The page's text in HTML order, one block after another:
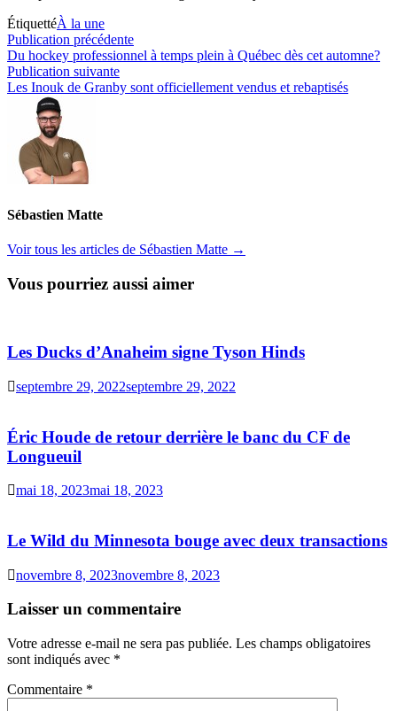
ÉtiquettéÀ la une
Navigation
de
l’article
Publication précédentePublication
précédente :
Du hockey professionnel à temps plein à Québec dès cet automne?
Publication suivantePublication
suivante :
Les Inouk de Granby sont officiellement vendus et rebaptisés
Sébastien Matte
Voir tous les articles de Sébastien Matte →
Vous pourriez aussi aimer
Les Ducks d’Anaheim signe Tyson Hinds
septembre 29, 2022septembre 29, 2022
Éric Houde de retour derrière le banc du CF de
Longueuil
mai 18, 2023mai 18, 2023
Le Wild du Minnesota bouge avec deux transactions
novembre 8, 2023novembre 8, 2023
Laisser un commentaire
Votre adresse e-mail ne sera pas publiée. Les champs obligatoires
sont indiqués avec *
Commentaire *